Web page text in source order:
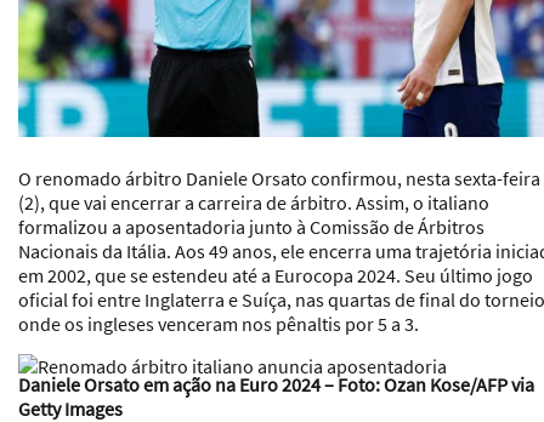
O renomado árbitro Daniele Orsato confirmou, nesta sexta-feira
(2), que vai encerrar a carreira de árbitro. Assim, o italiano
formalizou a aposentadoria junto à Comissão de Árbitros
Nacionais da Itália. Aos 49 anos, ele encerra uma trajetória
em 2002, que se estendeu até a Eurocopa 2024. Seu último jogo
oficial foi entre Inglaterra e Suíça, nas quartas de final do
onde os ingleses venceram nos pênaltis por 5 a 3.
Daniele Orsato em ação na Euro 2024 – Foto: Ozan Kose/AFP via
Getty Images